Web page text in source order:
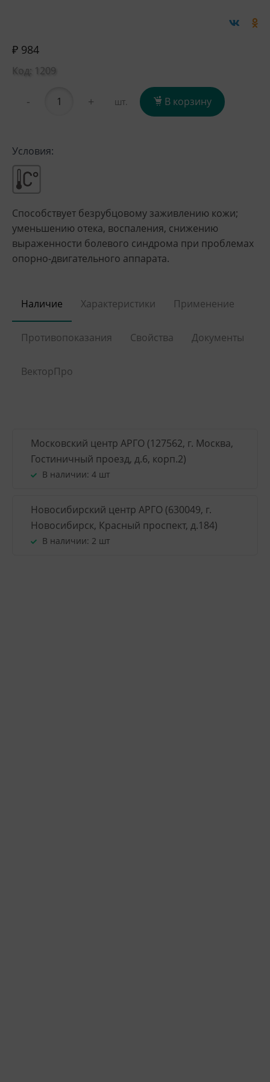
₽ 984
Код: 1209
- + шт. В корзину
Условия:
Способствует безрубцовому заживлению кожи;
уменьшению отека, воспаления, снижению
выраженности болевого синдрома при проблемах
опорно-двигательного аппарата.
Наличие Характеристики Применение
Противопоказания Свойства Документы
ВекторПро
Московский центр АРГО (127562, г. Москва,
Гостиничный проезд, д.6, корп.2)
В наличии: 4 шт
Новосибирский центр АРГО (630049, г.
Новосибирск, Красный проспект, д.184)
В наличии: 2 шт